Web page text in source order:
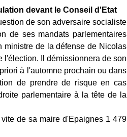
devant le Conseil d'Etat
de son adversaire socialiste
de ses mandats parlementaires
ministre de la défense de Nicolas
l'élection. Il démissionnera de son
à l'automne prochain ou dans
de prendre de risque en cas
parlementaire à la tête de la
de sa maire d'Epaignes 1 479